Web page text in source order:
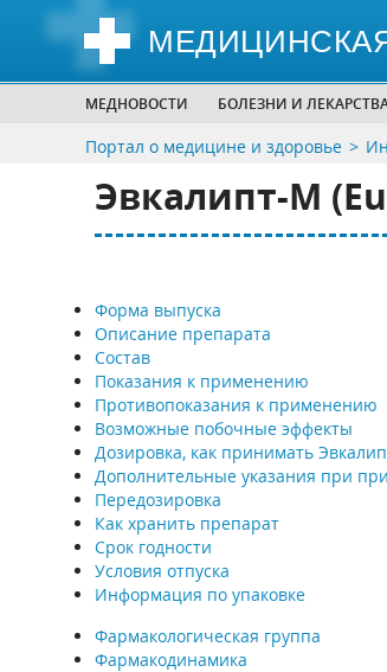
МЕДНОВОСТИ БОЛЕЗНИ И
Портал о медицине и здоровье
Эвкалипт-М
Форма выпуска
Описание препарата
Состав
Показания к применению
Противопоказания к применению
Возможные побочные эффекты
Дозировка, как принимать
Дополнительные указания при
Передозировка
Как хранить препарат
Срок годности
Условия отпуска
Информация по упаковке
Фармакологическая группа
Фармакодинамика